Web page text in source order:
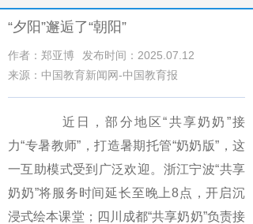
“夕阳”邂逅了“朝阳”
作者：郑亚博
发布时间：2025.07.12
来源：中国教育新闻网-中国教育报
近日，部分地区“共享奶奶”接
力“专暑教师”，打造暑期托管“奶奶版”，这
一互助模式受到广泛欢迎。浙江宁波“共享
奶奶”将服务时间延长至晚上8点，开启沉
浸式绘本课堂；四川成都“共享奶奶”负责接